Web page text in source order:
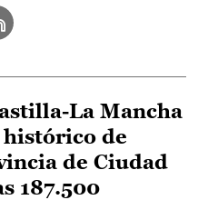
La Mancha
de
de Ciudad
187.500